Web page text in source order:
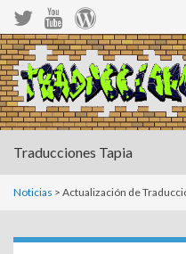
Search for:
Traducciones Tapia
Noticias > Actualización de